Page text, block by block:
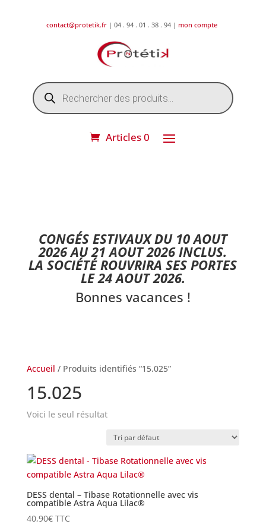
contact@protetik.fr | 04 . 94 . 01 . 38 . 94 | mon compte
Recherche
de
produits
Articles 0
CONGÉS ESTIVAUX DU 10 AOUT
2026 AU 21 AOUT 2026 INCLUS.
LA SOCIÉTÉ ROUVRIRA SES PORTES
LE 24 AOUT 2026.
Bonnes vacances !
Accueil / Produits identifiés “15.025”
15.025
Voici le seul résultat
DESS dental – Tibase Rotationnelle avec vis
compatible Astra Aqua Lilac®
40,90€ TTC